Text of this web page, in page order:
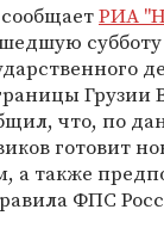
РИА
Грузии
что, по
готовит
а также
ФПС